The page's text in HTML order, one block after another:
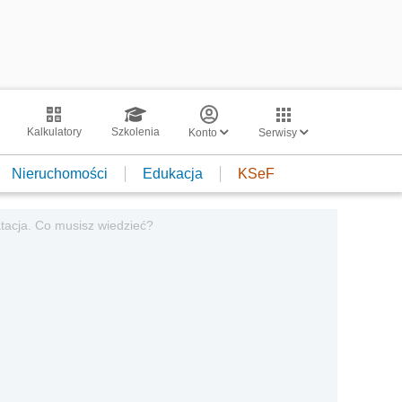
Kalkulatory Szkolenia Konto Serwisy
Nieruchomości Edukacja KSeF
Co musisz wiedzieć?